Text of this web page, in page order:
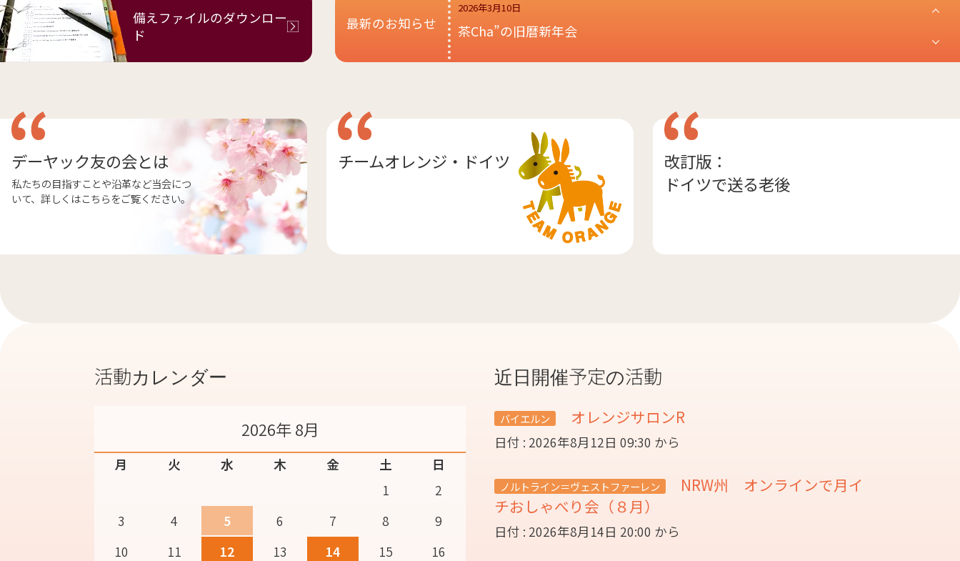
備えファイルのダウンロー
ド
最新のお知らせ
2026年3月10日
茶Cha”の旧暦新年会
デーヤック友の会とは
私たちの目指すことや沿革など当会につ
いて、詳しくはこちらをご覧ください。
チームオレンジ・ ドイツ
改訂版：
ドイツで送る老後
活動カレンダー
2026年 8月
月 火 水 木 金 土
日
1
2
3
4 5 6 7 8
9
10
11 12 13 14 15
16
近日開催予定の活動
バイエルン オレンジサロンR
日付 : 2026年8月12日 09:30 から
ノルトライン＝ヴェストファーレン
NRW州 オンラインで月イ
チおしゃべり会（８月）
日付 : 2026年8月14日 20:00 から